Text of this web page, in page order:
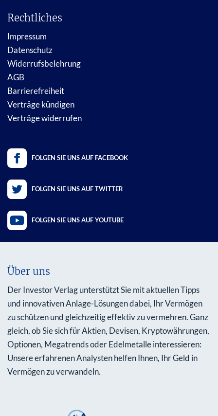
Rechtliches
Impressum
Datenschutz
Widerrufsbelehrung
AGB
Barrierefreiheit
Verträge kündigen
Verträge widerrufen
FOLGEN SIE UNS AUF FACEBOOK
FOLGEN SIE UNS AUF TWITTER
FOLGEN SIE UNS AUF YOUTUBE
Über uns
Der Investor Verlag unterstützt Sie mit aktuellen Tipps
und innovativen Anlage-Lösungen dabei, Ihr Vermögen
zu schützen und gleichzeitig effektiv zu vermehren. Ganz
gleich, ob Sie sich für Aktien, Devisen, Kryptowährungen,
Optionen, Megatrends oder Edelmetalle interessieren:
Unsere erfahrenen Analysten helfen Ihnen, Ihr Geld in
Vermögen zu verwandeln.